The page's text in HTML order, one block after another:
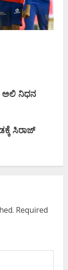
ಅಲಿ ನಿಧನ
ಸಿರಾಜ್‌
Required